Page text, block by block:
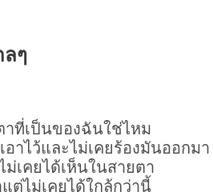
ลๆ
าที่เป็นของฉันใช่ไหม
าไว้และไม่เคยร้องมันออกมา
ม่เคยได้เห็นในสายตา
ต่ไม่เคยได้ใกล้กว่านี้